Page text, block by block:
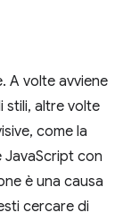
A volte avviene
stili, altre volte
come la
con
è una causa
cercare di